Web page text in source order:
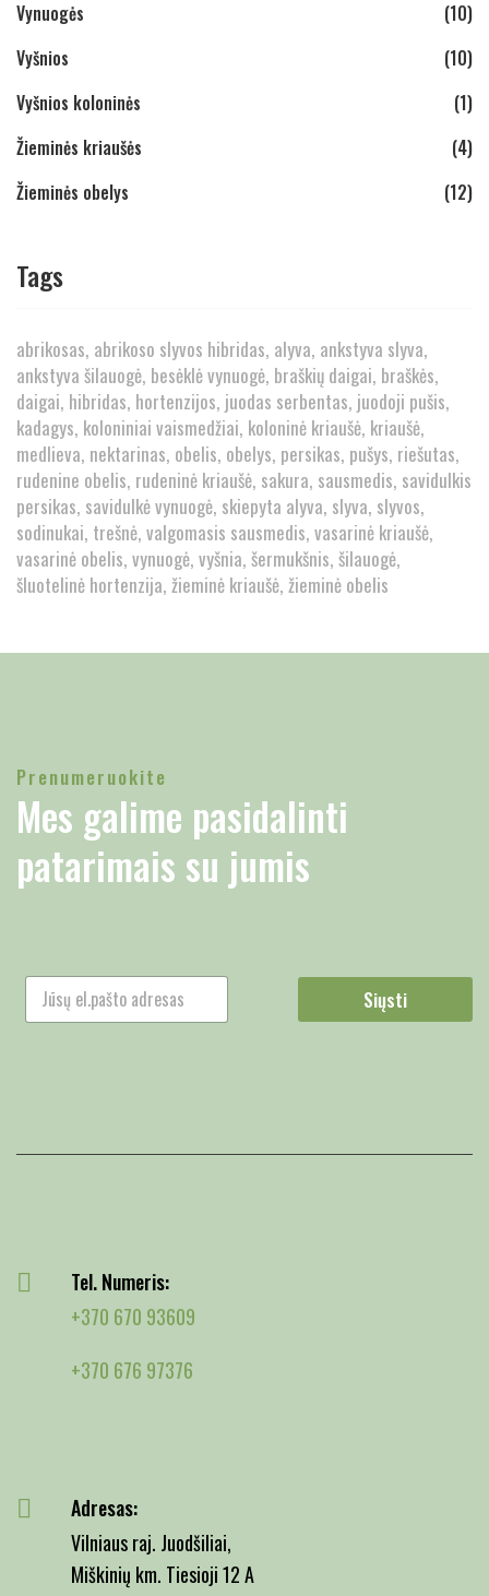
Vynuogės
(10)
Vyšnios
(10)
Vyšnios koloninės
(1)
Žieminės kriaušės
(4)
Žieminės obelys
(12)
Tags
abrikosas abrikoso slyvos hibridas alyva ankstyva slyva
ankstyva šilauogė besėklė vynuogė braškių daigai braškės
daigai hibridas hortenzijos juodas serbentas juodoji pušis
kadagys koloniniai vaismedžiai koloninė kriaušė kriaušė
medlieva nektarinas obelis obelys persikas pušys riešutas
rudenine obelis rudeninė kriaušė sakura sausmedis savidulkis
persikas savidulkė vynuogė skiepyta alyva slyva slyvos
sodinukai trešnė valgomasis sausmedis vasarinė kriaušė
vasarinė obelis vynuogė vyšnia šermukšnis šilauogė
šluotelinė hortenzija žieminė kriaušė žieminė obelis
Prenumeruokite
Mes galime pasidalinti
patarimais su jumis
Siųsti
Tel. Numeris:
+370 670 93609
+370 676 97376
Adresas:
Vilniaus raj. Juodšiliai,
Miškinių km. Tiesioji 12 A